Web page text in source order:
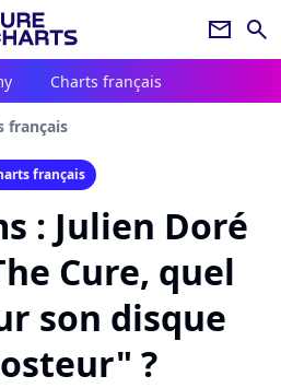
newsletter search
Charts français
français
français
: Julien Doré
Cure, quel
son disque
?